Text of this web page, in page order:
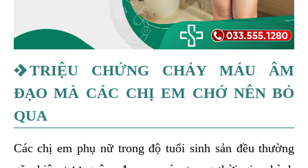
TRIỆU CHỨNG CHẢY MÁU ÂM
ĐẠO MÀ CÁC CHỊ EM CHỚ NÊN BỎ
QUA
Các chị em phụ nữ trong độ tuổi sinh sản đều thường